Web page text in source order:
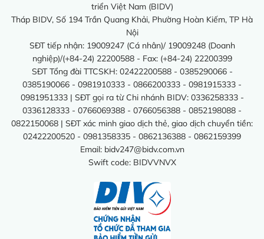
triển Việt Nam (BIDV)
Tháp BIDV, Số 194 Trần Quang Khải, Phường Hoàn Kiếm, TP Hà
Nội
SĐT tiếp nhận: 19009247 (Cá nhân)/ 19009248 (Doanh
nghiệp)/(+84-24) 22200588 - Fax: (+84-24) 22200399
SĐT Tổng đài TTCSKH: 02422200588 - 0385290066 -
0385190066 - 0981910333 - 0866200333 - 0981915333 -
0981951333 | SĐT gọi ra từ Chi nhánh BIDV: 0336258333 -
0336128333 - 0766069388 - 0766056388 - 0852198088 -
0822150068 | SĐT xác minh giao dịch thẻ, giao dịch chuyển tiền:
02422200520 - 0981358335 - 0862136388 - 0862159399
Email: bidv247@bidv.com.vn
Swift code: BIDVVNVX